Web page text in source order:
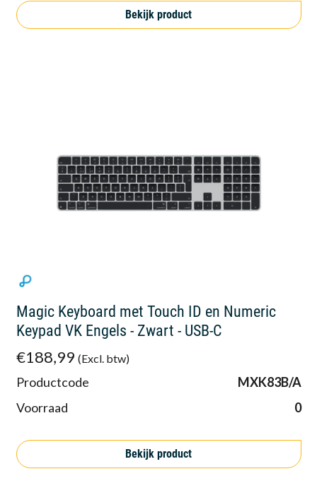
Bekijk product
Magic Keyboard met Touch ID en Numeric
Keypad VK Engels - Zwart - USB-C
€188,99 (Excl. btw)
Productcode
MXK83B/A
Voorraad
0
Bekijk product